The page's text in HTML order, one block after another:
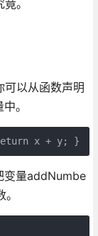
。
以从函数声明
。
x + y; }
变量addNumbe